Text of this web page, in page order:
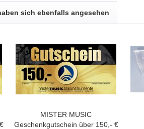
sich ebenfalls angesehen
MISTER MUSIC
Geschenkgutschein über 150,- €